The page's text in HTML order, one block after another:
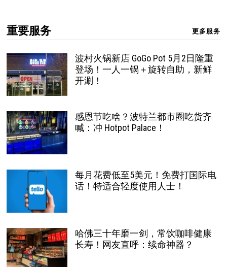
重要服务 更多服务
波村火锅新店 GoGo Pot 5月2日隆重
登场！一人一锅＋旋转自助，新鲜
开涮！
感恩节吃啥？波特兰都市圈吃货齐
喊：冲 Hotpot Palace！
每月花费低至5美元！免费打国际电
话！特适合轻度使用人士！
哈佛三十年磨一剑，常饮咖啡健康
长寿！网友直呼：续命神器？